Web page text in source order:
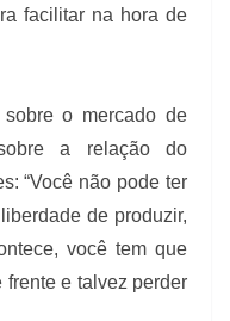
facilitar na hora de
sobre o mercado de
a relação do
“Você não pode ter
de produzir,
você tem que
e talvez perder